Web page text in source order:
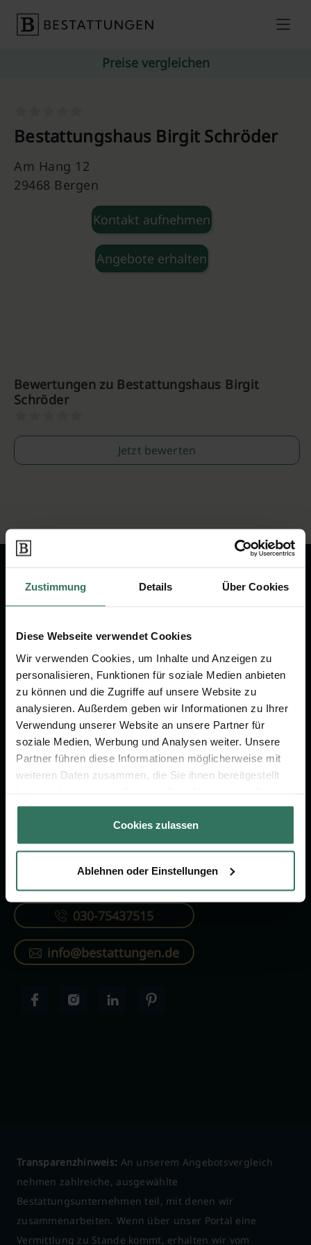
Zustimmung Details Über Cookies
Diese Webseite verwendet Cookies
Wir verwenden Cookies, um Inhalte und Anzeigen zu
personalisieren, Funktionen für soziale Medien anbieten
zu können und die Zugriffe auf unsere Website zu
analysieren. Außerdem geben wir Informationen zu Ihrer
Verwendung unserer Website an unsere Partner für
soziale Medien, Werbung und Analysen weiter. Unsere
Partner führen diese Informationen möglicherweise mit
weiteren Daten zusammen, die Sie ihnen bereitgestellt
gesammelt haben.
Cookies zulassen
Ablehnen oder Einstellungen
Preise vergleichen
Bestattungshaus Birgit Schröder
Am Hang 12
29468 Bergen
Kontakt aufnehmen
Angebote erhalten
Bewertungen zu Bestattungshaus Birgit
Schröder
Jetzt bewerten
Wir sind Ihr Ansprechpartner rund
um das Thema Bestattung &
Jetzt beraten lassen
FÜR SIE
Vergleich
FÜR BESTATTER
Online-Portal
030-75437515
info@bestattungen.de
Transparenzhinweis: An unserem Angebotsvergleich
nehmen zahlreiche, ausgewählte
Bestattungsunternehmen teil, mit denen wir
zusammenarbeiten. Wenn über unser Portal eine
Vermittlung zu Stande kommt, erhalten wir vom